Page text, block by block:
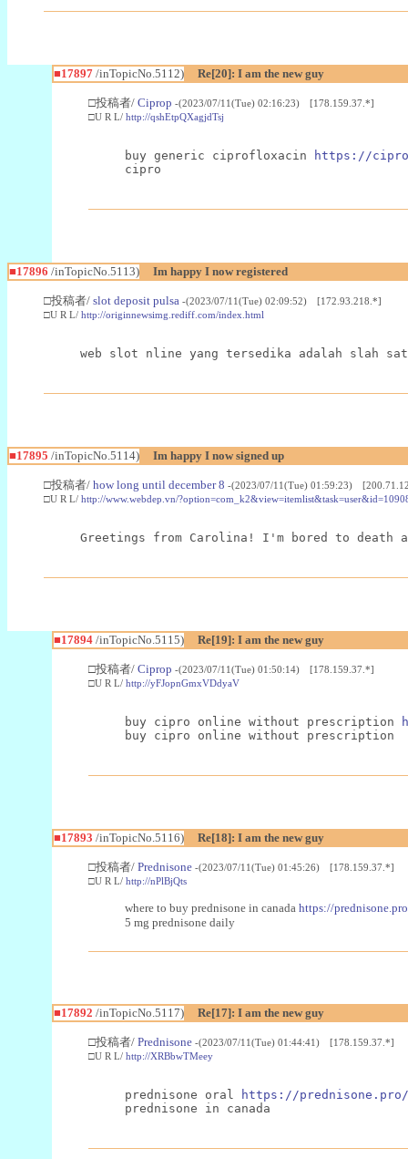
■17897/inTopicNo.5112) Re[20]: I am the new guy
□投稿者/ Ciprop -(2023/07/11(Tue) 02:16:23) [178.159.37.*]
□U R L/ http://qshEtpQXagjdTsj
buy generic ciprofloxacin
https://
■17896 /inTopicNo.5113) Im happy I now registered
□投稿者/ slot deposit pulsa -(2023/07/11(Tue) 02:09:52) [172.93.218.*]
□U R L/ http://originnewsimg.rediff.com/index.html
web slot nline yang tersedika adalah slah
■17895 /inTopicNo.5114) Im happy I now signed up
□投稿者/ how long until december 8 -(2023/07/11(Tue) 01:59:23)
□U R L/ http://www.webdep.vn/
Greetings from Carolina! I'm bored to death
■17894/inTopicNo.5115) Re[19]: I am the new guy
□投稿者/ Ciprop -(2023/07/11(Tue) 01:50:14) [178.159.37.*]
□U R L/ http://yFJopnGmxVDdyaV
buy cipro online without prescription
■17893 /inTopicNo.5116) Re[18]: I am the new guy
□投稿者/ Prednisone -(2023/07/11(Tue) 01:45:26) [178.159.37.*]
□U R L/ http://nPlBjQts
where to buy prednisone in canada https://
5 mg prednisone daily
■17892 /inTopicNo.5117) Re[17]: I am the new guy
□投稿者/ Prednisone -(2023/07/11(Tue) 01:44:41) [178.159.37.*]
□U R L/ http://XRBbwTMeey
prednisone oral
https://prednisone.pro/
prednisone in canada